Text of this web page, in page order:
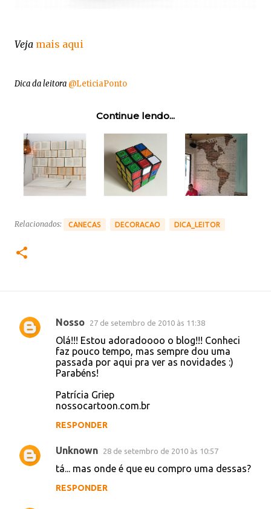
Veja mais aqui
Dica da leitora @LeticiaPonto
Continue lendo...
Relacionados: CANECAS DECORACAO DICA_LEITOR
C
r
i
Nosso 27 de setembro de 2010 às 11:38
Olá!!! Estou adoradoooo o blog!!! Conheci
faz pouco tempo, mas sempre dou uma
passada por aqui pra ver as novidades :)
Parabéns!
Patrícia Griep
nossocartoon.com.br
RESPONDER
Unknown 28 de setembro de 2010 às 10:57
tá... mas onde é que eu compro uma dessas?
RESPONDER